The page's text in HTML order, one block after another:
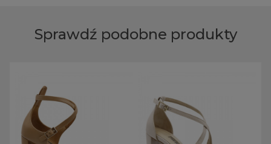
Sprawdź podobne produkty